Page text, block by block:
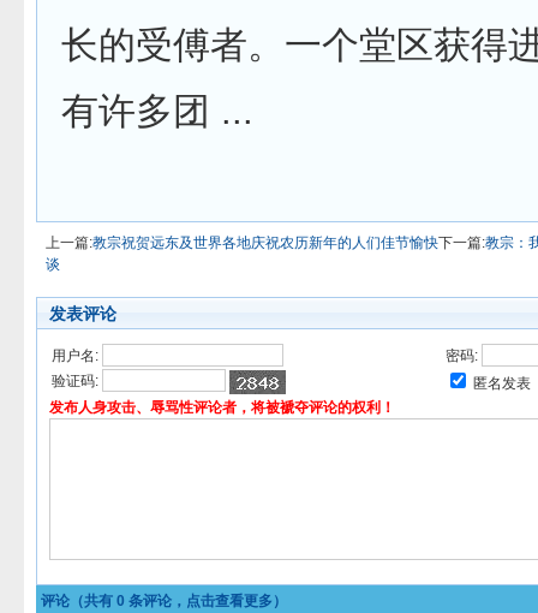
长的受傅者。一个堂­区获得
有许多团 ...
上一篇:教宗祝贺远东及世界各地庆祝农历新年的人们佳节愉快下一篇:教宗：
谈
发表评论
用户名:
密码:
验证码:
匿名发表
发布人身攻击、辱骂性评论者，将被褫夺评论的权利！
评论（共有 0 条评论，点击查看更多）